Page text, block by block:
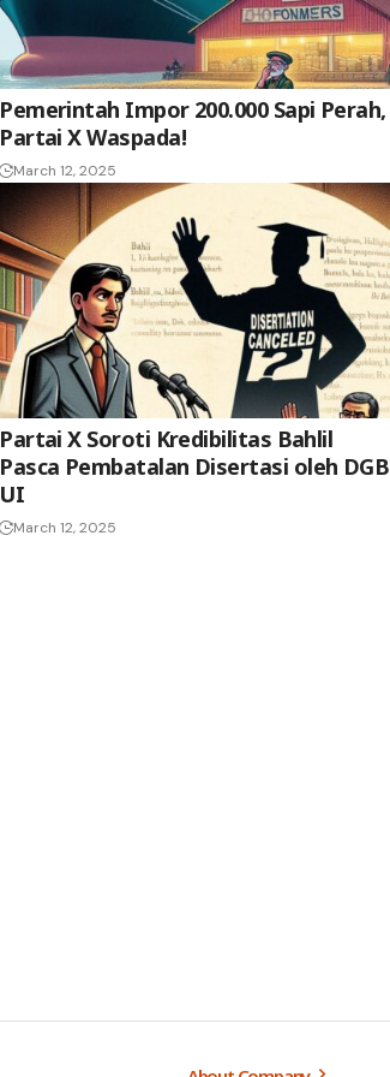
Pemerintah Impor 200.000 Sapi Perah,
Partai X Waspada!
March 12, 2025
Partai X Soroti Kredibilitas Bahlil
Pasca Pembatalan Disertasi oleh DGB
UI
March 12, 2025